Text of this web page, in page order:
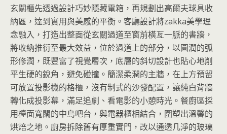
玄關櫃先透過設計巧妙隱藏電箱，再規劃出高爾夫球具收
納區，達到實用與美感的平衡。客廳設計將zakka美學理
念融入，打造出整面從玄關過道至窗前橫亙一脈的書牆，
將收納推衍至最大效益，位於過道上的部分，以圓潤的弧
形修潤，既豐富了視覺層次，底層的斜切設計也貼心地削
平生硬的銳角，避免碰撞。簡潔柔潤的主牆，在上方預留
可放置投影機的格櫃，沒有制式的沙發配置，讓純白背牆
轉化成投影幕，滿足追劇、看電影的小憩時光。餐廚區採
用檯面寬闊的中島吧台，與電器櫃相結合，圍塑出溫馨的
烘焙之地。廚房拆除舊有厚重實門，改以通透几淨的玻璃